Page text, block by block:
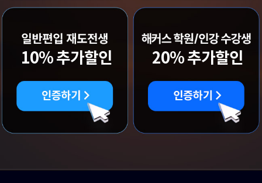
10% 추가할인 20% 추가할인